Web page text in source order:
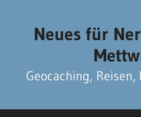
Neues für
Geocaching,